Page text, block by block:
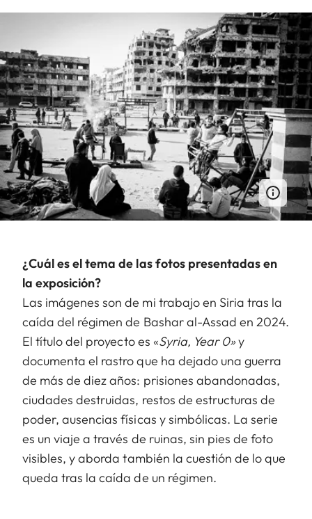
¿Cuál es el tema de las fotos presentadas en
la exposición?
Las imágenes son de mi trabajo en Siria tras la
caída del régimen de Bashar al-Assad en 2024.
El título del proyecto es «Syria, Year 0»y
documenta el rastro que ha dejado una guerra
de más de diez años: prisiones abandonadas,
ciudades destruidas, restos de estructuras de
poder, ausencias físicas y simbólicas. La serie
es un viaje a través de ruinas, sin pies de foto
visibles, y aborda también la cuestión de lo que
queda tras la caída de un régimen.